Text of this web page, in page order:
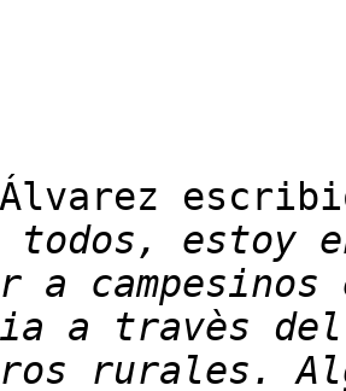
Álvarez
todos, estoy
a travès